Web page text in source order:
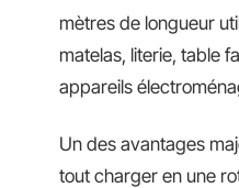
mètres de longueur
matelas, literie, table
appareils
Un des avantages
tout charger en une